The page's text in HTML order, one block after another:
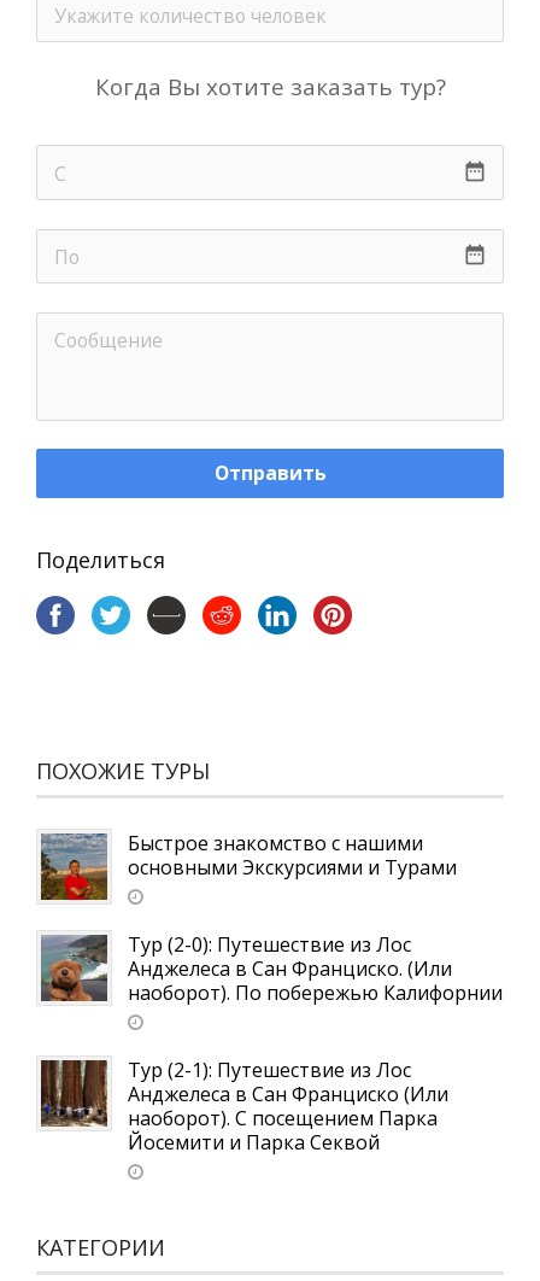
Когда Вы хотите заказать тур?
date_range
date_range
Отправить
Поделиться
ПОХОЖИЕ ТУРЫ
Быстрое знакомство с нашими
основными Экскурсиями и Турами
Тур (2-0): Путешествие из Лос
Анджелеса в Сан Франциско. (Или
наоборот). По побережью Калифорнии
Тур (2-1): Путешествие из Лос
Анджелеса в Сан Франциско (Или
наоборот). С посещением Парка
Йосемити и Парка Секвой
КАТЕГОРИИ